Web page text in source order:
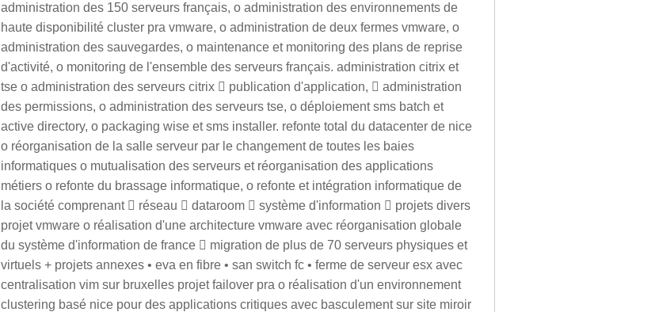
administration des 150 serveurs français, o administration des environnements de
haute disponibilité cluster pra vmware, o administration de deux fermes vmware, o
administration des sauvegardes, o maintenance et monitoring des plans de reprise
d'activité, o monitoring de l'ensemble des serveurs français. administration citrix et
tse o administration des serveurs citrix  publication d'application,  administration
des permissions, o administration des serveurs tse, o déploiement sms batch et
active directory, o packaging wise et sms installer. refonte total du datacenter de nice
o réorganisation de la salle serveur par le changement de toutes les baies
informatiques o mutualisation des serveurs et réorganisation des applications
métiers o refonte du brassage informatique, o refonte et intégration informatique de
la société comprenant  réseau  dataroom  système d'information  projets divers
projet vmware o réalisation d'une architecture vmware avec réorganisation globale
du système d'information de france  migration de plus de 70 serveurs physiques et
virtuels + projets annexes • eva en fibre • san switch fc • ferme de serveur esx avec
centralisation vim sur bruxelles projet failover pra o réalisation d'un environnement
clustering basé nice pour des applications critiques avec basculement sur site miroir